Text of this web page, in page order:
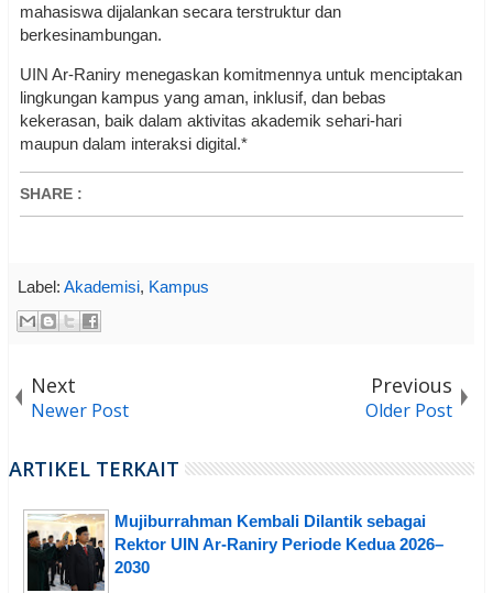
mahasiswa dijalankan secara terstruktur dan
berkesinambungan.
UIN Ar-Raniry menegaskan komitmennya untuk menciptakan
lingkungan kampus yang aman, inklusif, dan bebas
kekerasan, baik dalam aktivitas akademik sehari-hari
maupun dalam interaksi digital.*
SHARE :
Label: Akademisi, Kampus
Next
Newer Post
Previous
Older Post
ARTIKEL TERKAIT
Mujiburrahman Kembali Dilantik sebagai
Rektor UIN Ar-Raniry Periode Kedua 2026–
2030